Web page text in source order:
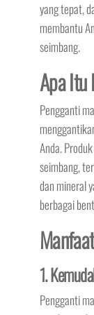
yang tepat,
membantu
seimbang.
Apa Itu
Pengganti
Anda.
seimbang,
dan mineral
berbagai
1.
Pengganti